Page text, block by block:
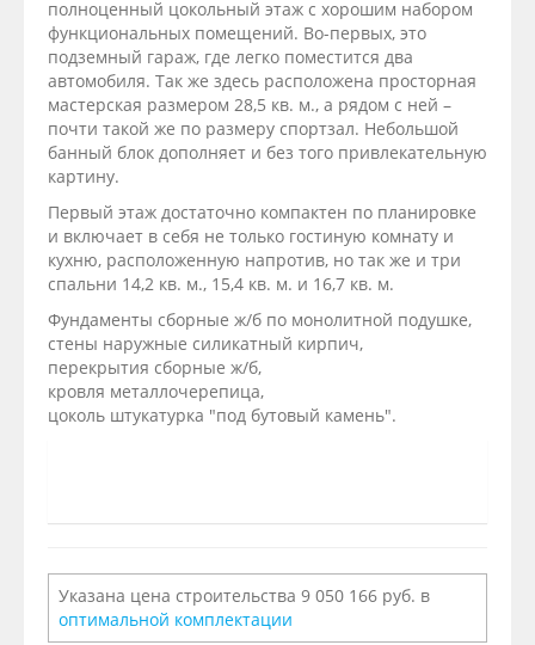
полноценный цокольный этаж с хорошим набором
функциональных помещений. Во-первых, это
подземный гараж, где легко поместится два
автомобиля. Так же здесь расположена просторная
мастерская размером 28,5 кв. м., а рядом с ней –
почти такой же по размеру спортзал. Небольшой
банный блок дополняет и без того привлекательную
картину.
Первый этаж достаточно компактен по планировке
и включает в себя не только гостиную комнату и
кухню, расположенную напротив, но так же и три
спальни 14,2 кв. м., 15,4 кв. м. и 16,7 кв. м.
Фундаменты сборные ж/б по монолитной подушке,
стены наружные силикатный кирпич,
перекрытия сборные ж/б,
кровля металлочерепица,
цоколь штукатурка "под бутовый камень".
Указана цена строительства 9 050 166 руб. в
оптимальной комплектации